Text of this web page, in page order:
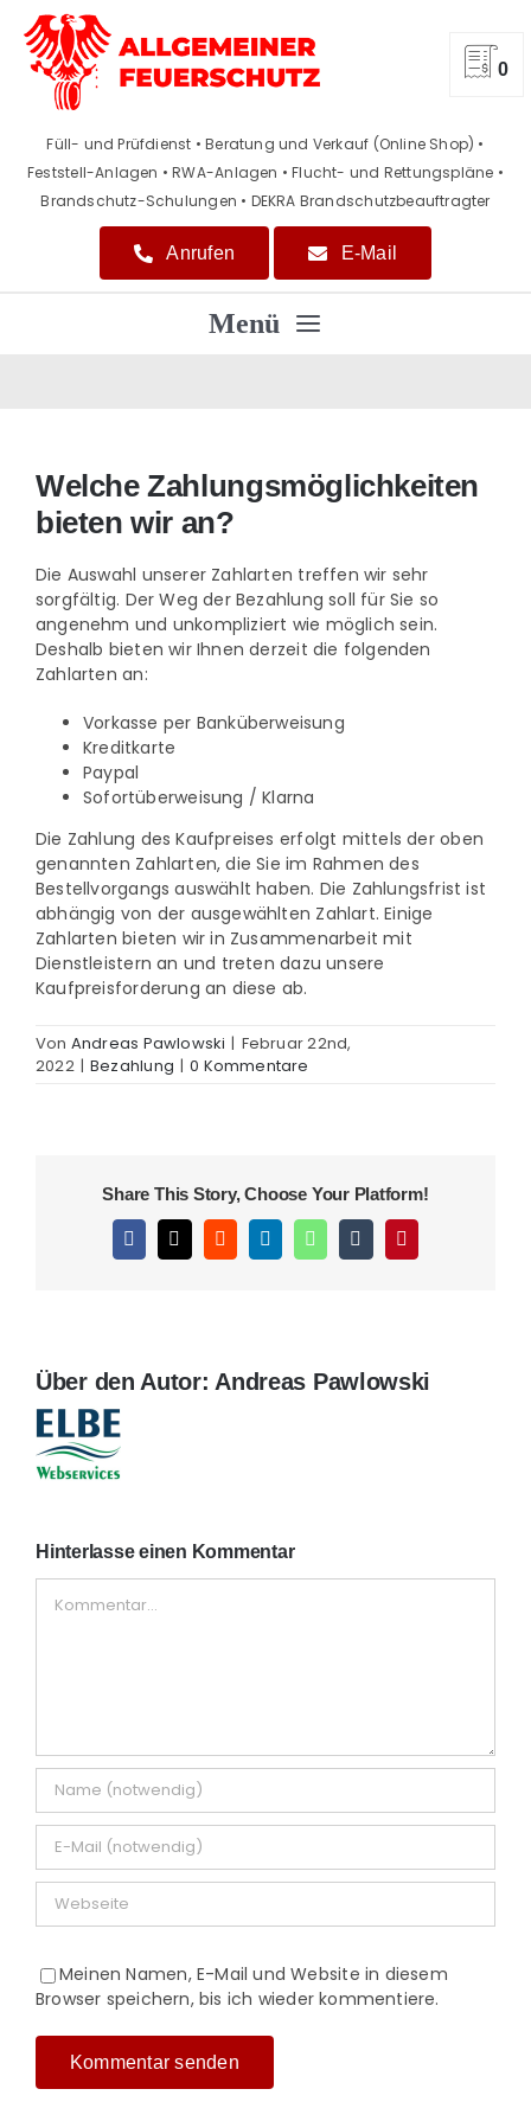
Inhalt
springen
Füll- und Prüfdienst • Beratung und Verkauf (Online Shop) •
Feststell-Anlagen • RWA-Anlagen • Flucht- und Rettungspläne •
Brandschutz-Schulungen • DEKRA Brandschutzbeauftragter
Anrufen E-Mail
0
Menü
Beratung / Verkauf
Produkte
Service
Referenzen
Katalog
Welche Zahlungsmöglichkeiten
bieten wir an?
Die Auswahl unserer Zahlarten treffen wir sehr
sorgfältig. Der Weg der Bezahlung soll für Sie so
angenehm und unkompliziert wie möglich sein.
Deshalb bieten wir Ihnen derzeit die folgenden
Zahlarten an:
Vorkasse per Banküberweisung
Kreditkarte
Paypal
Sofortüberweisung / Klarna
Die Zahlung des Kaufpreises erfolgt mittels der oben
genannten Zahlarten, die Sie im Rahmen des
Bestellvorgangs auswählt haben. Die Zahlungsfrist ist
abhängig von der ausgewählten Zahlart. Einige
Zahlarten bieten wir in Zusammenarbeit mit
Dienstleistern an und treten dazu unsere
Kaufpreisforderung an diese ab.
Von Andreas Pawlowski | Februar 22nd,
2022 | Bezahlung | 0 Kommentare
Share This Story, Choose Your Platform!
Facebook
X RedditLinkedInWhatsAppTumblrPinterest
Über den Autor:Andreas Pawlowski
Hinterlasse einen Kommentar
Meinen Namen, E-Mail und Website in diesem
Browser speichern, bis ich wieder kommentiere.